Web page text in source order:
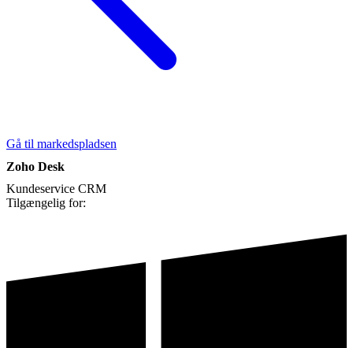
Gå til markedspladsen
Zoho Desk
Kundeservice CRM
Tilgængelig for: